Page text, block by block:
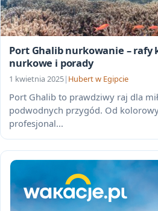
Port Ghalib nurkowanie – rafy
nurkowe i porady
1 kwietnia 2025| Hubert w Egipcie
Port Ghalib to prawdziwy raj dla
podwodnych przygód. Od
profesjonal...